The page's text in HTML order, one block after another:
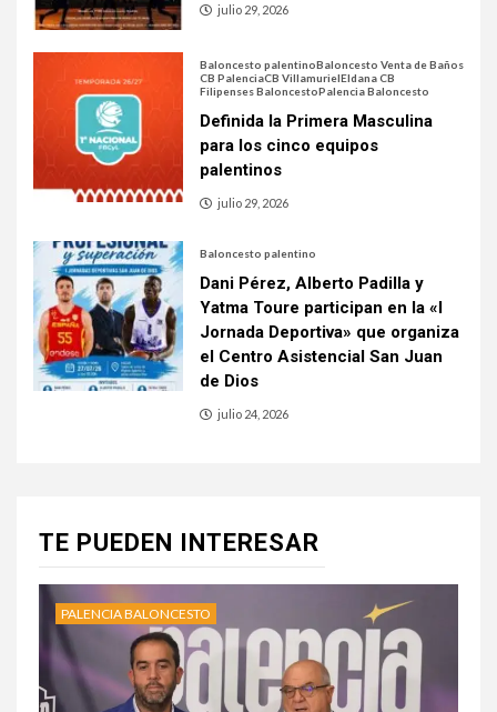
julio 29, 2026
Baloncesto palentinoBaloncesto Venta de Baños
CB PalenciaCB VillamurielEldana CB
Filipenses BaloncestoPalencia Baloncesto
Definida la Primera Masculina
para los cinco equipos
palentinos
julio 29, 2026
Baloncesto palentino
Dani Pérez, Alberto Padilla y
Yatma Toure participan en la «I
Jornada Deportiva» que organiza
el Centro Asistencial San Juan
de Dios
julio 24, 2026
TE PUEDEN INTERESAR
PALENCIA BALONCESTO